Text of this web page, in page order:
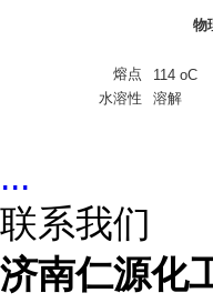
物
熔点
114 oC
水溶性
溶解
...
联系我们
济南仁源化